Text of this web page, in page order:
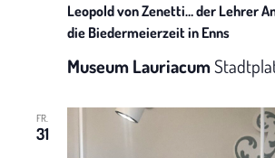
Leopold von Zenetti… der Lehrer
die Biedermeierzeit in Enns
Museum Lauriacum
FR.
31